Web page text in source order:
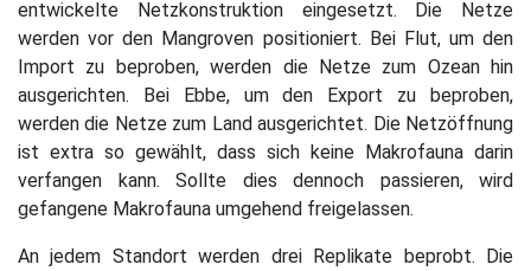
entwickelte Netzkonstruktion eingesetzt. Die Netze
werden vor den Mangroven positioniert. Bei Flut, um den
Import zu beproben, werden die Netze zum Ozean hin
ausgerichten. Bei Ebbe, um den Export zu beproben,
werden die Netze zum Land ausgerichtet. Die Netzöffnung
ist extra so gewählt, dass sich keine Makrofauna darin
verfangen kann. Sollte dies dennoch passieren, wird
gefangene Makrofauna umgehend freigelassen.
An jedem Standort werden drei Replikate beprobt. Die